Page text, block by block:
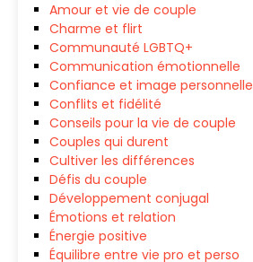
Amour et vie de couple
Charme et flirt
Communauté LGBTQ+
Communication émotionnelle
Confiance et image personnelle
Conflits et fidélité
Conseils pour la vie de couple
Couples qui durent
Cultiver les différences
Défis du couple
Développement conjugal
Émotions et relation
Énergie positive
Équilibre entre vie pro et perso